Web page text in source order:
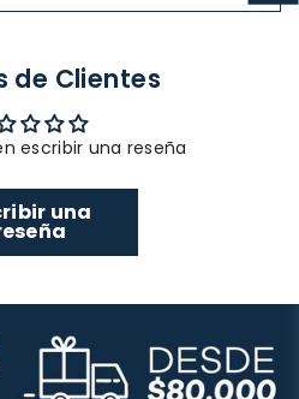
de Clientes
escribir una reseña
una